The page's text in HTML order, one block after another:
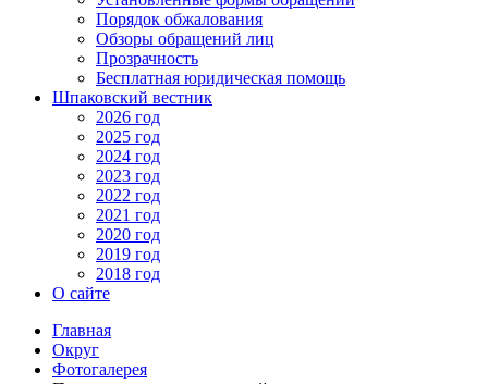
Порядок обжалования
Обзоры обращений лиц
Прозрачность
Бесплатная юридическая помощь
Шпаковский вестник
2026 год
2025 год
2024 год
2023 год
2022 год
2021 год
2020 год
2019 год
2018 год
О сайте
Главная
Округ
Фотогалерея